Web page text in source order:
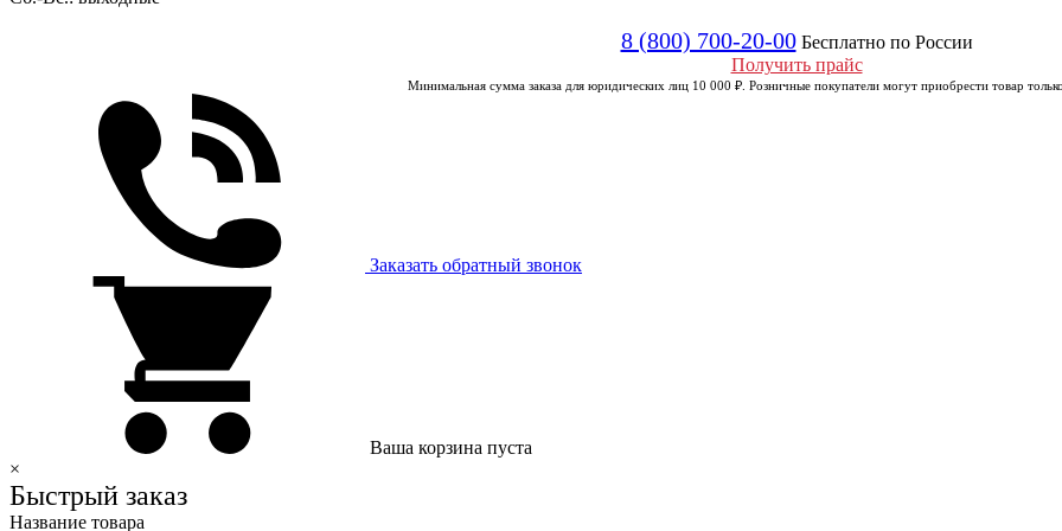
8 (800) 700-20-00 Бесплатно по России
Получить прайс
Минимальная сумма заказа для юридических лиц 10 000 ₽. Розничные покупатели могут приобрести товар
Заказать обратный звонок
Ваша корзина пуста
×
Быстрый заказ
Название товара